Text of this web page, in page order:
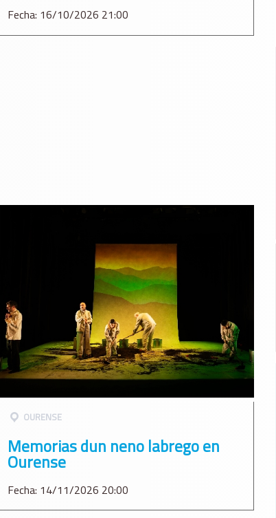
Fecha: 16/10/2026 21:00
OURENSE
Memorias dun neno labrego en
Ourense
Fecha: 14/11/2026 20:00